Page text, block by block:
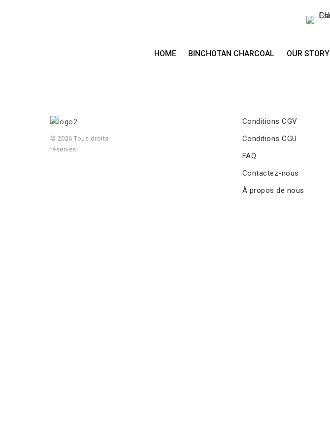
HOME BINCHOTAN CHARCOAL OUR STORY
© 2026 Tous droits
réservés
Conditions CGV
Conditions CGU
FAQ
Contactez-nous
À propos de nous